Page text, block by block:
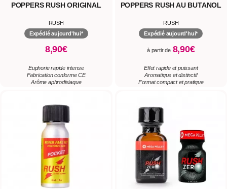
POPPERS RUSH ORIGINAL
RUSH
Expédié aujourd'hui*
8,90€
Euphorie rapide intense
Fabrication conforme CE
Arôme aphrodisiaque
POPPERS RUSH AU BUTANOL
RUSH
Expédié aujourd'hui*
à partir de 8,90€
Effet rapide et puissant
Aromatique et distinctif
Format compact et pratique